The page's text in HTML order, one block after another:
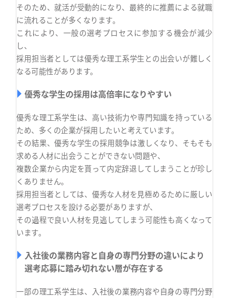
そのため、就活が受動的になり、最終的に推薦による就職
に流れることが多くなります。
これにより、一般の選考プロセスに参加する機会が減少
し、
採用担当者としては優秀な理工系学生との出会いが難しく
なる可能性があります。
優秀な学生の採用は高倍率になりやすい
優秀な理工系学生は、高い技術力や専門知識を持っている
ため、多くの企業が採用したいと考えています。
その結果、優秀な学生の採用競争は激しくなり、そもそも
求める人材に出会うことができない問題や、
複数企業から内定を貰って内定辞退してしまうことが珍し
くありません。
採用担当者としては、優秀な人材を見極めるために厳しい
選考プロセスを設ける必要がありますが、
その過程で良い人材を見逃してしまう可能性も高くなって
います。
入社後の業務内容と自身の専門分野の違いにより
選考応募に踏み切れない層が存在する
一部の理工系学生は、入社後の業務内容や自身の専門分野